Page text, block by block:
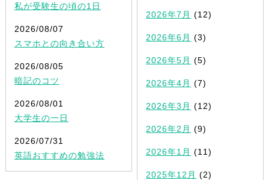
私が受験生の頃の1日
2026/08/07
スマホとの向き合い方
2026/08/05
暗記のコツ
2026/08/01
大学生の一日
2026/07/31
英語おすすめの勉強法
2026年7月 (12)
2026年6月 (3)
2026年5月 (5)
2026年4月 (7)
2026年3月 (12)
2026年2月 (9)
2026年1月 (11)
2025年12月 (2)